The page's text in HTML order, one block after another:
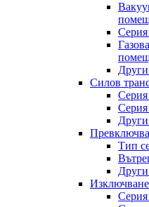
Серия
Силов
Серия
Тип
Серия